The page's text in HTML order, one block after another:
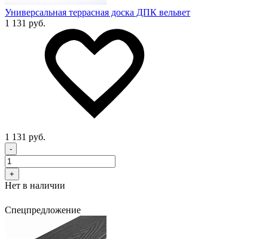
Универсальная террасная доска ДПК вельвет
1 131 руб.
1 131 руб.
-
+
Нет в наличии
Спецпредложение